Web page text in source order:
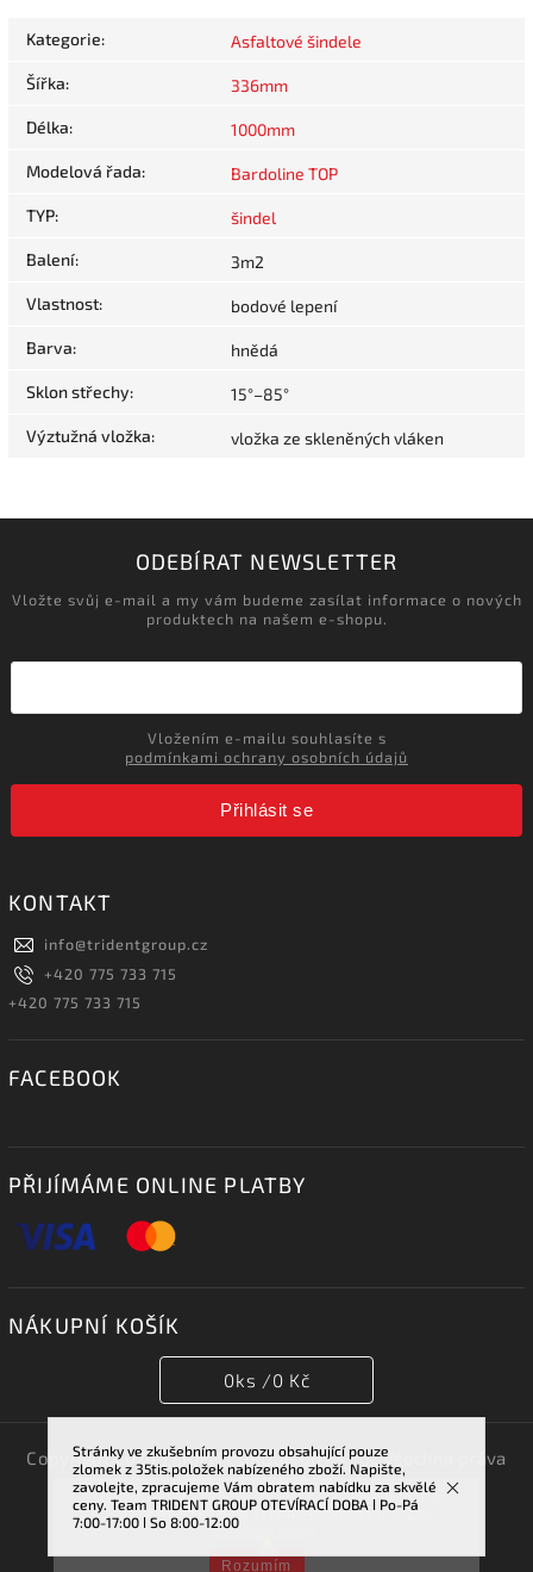
Vstupem na tuto stránku souhlasíte se sběrem cookies.
Více informací najdete v článkupodmínky ochrany
osobních údajů
Rozumím
Stránky ve zkušebním provozu obsahující pouze
zlomek z 35tis.položek nabízeného zboží. Napište,
zavolejte, zpracujeme Vám obratem nabídku za skvělé
ceny. Team TRIDENT GROUP OTEVÍRACÍ DOBA ǀ Po-Pá
7:00-17:00 ǀ So 8:00-12:00
Kategorie: Asfaltové šindele
Šířka: 336mm
Délka: 1000mm
Modelová řada: Bardoline TOP
TYP: šindel
Balení: 3m2
Vlastnost: bodové lepení
Barva: hnědá
Sklon střechy: 15°–85°
Výztužná vložka: vložka ze skleněných vláken
ODEBÍRAT NEWSLETTER
Vložte svůj e-mail a my vám budeme zasílat informace o nových
produktech na našem e-shopu.
podmínkami ochrany osobních údajů
Přihlásit se
KONTAKT
info@tridentgroup.cz
+420 775 733 715
+420 775 733 715
FACEBOOK
PŘIJÍMÁME ONLINE PLATBY
NÁKUPNÍ KOŠÍK
0ks /0 Kč
Copyright 2026TRIDENT GROUP 007 s.r.o.. Všechna práva
vyhrazena.
VytvořilShoptet| DesignShoptak.cz.